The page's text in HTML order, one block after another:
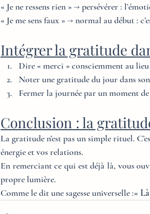
« Je ne ressens rien » → persévérer :
« Je me sens faux » → normal au début :
Intégrer la gratitude
Dire « merci » consciemment au
Noter une gratitude du jour dans
Fermer la journée par un moment
Conclusion : la
La gratitude n’est pas un simple rituel.
énergie et vos relations.
En remerciant ce qui est déjà là, vous
propre lumière.
Comme le dit une sagesse universelle :«